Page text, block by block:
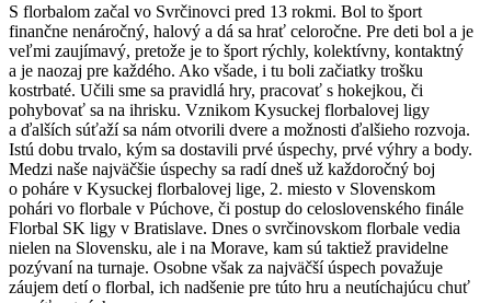
S florbalom začal vo Svrčinovci pred 13 rokmi. Bol to šport
finančne nenáročný, halový a dá sa hrať celoročne. Pre deti bol a je
veľmi zaujímavý, pretože je to šport rýchly, kolektívny, kontaktný
a je naozaj pre každého. Ako všade, i tu boli začiatky trošku
kostrbaté. Učili sme sa pravidlá hry, pracovať s hokejkou, či
pohybovať sa na ihrisku. Vznikom Kysuckej florbalovej ligy
a ďalších súťaží sa nám otvorili dvere a možnosti ďalšieho rozvoja.
Istú dobu trvalo, kým sa dostavili prvé úspechy, prvé výhry a body.
Medzi naše najväčšie úspechy sa radí dneš už každoročný boj
o poháre v Kysuckej florbalovej lige, 2. miesto v Slovenskom
pohári vo florbale v Púchove, či postup do celoslovenského finále
Florbal SK ligy v Bratislave. Dnes o svrčinovskom florbale vedia
nielen na Slovensku, ale i na Morave, kam sú taktiež pravidelne
pozývaní na turnaje. Osobne však za najväčší úspech považuje
záujem detí o florbal, ich nadšenie pre túto hru a neutíchajúcu chuť